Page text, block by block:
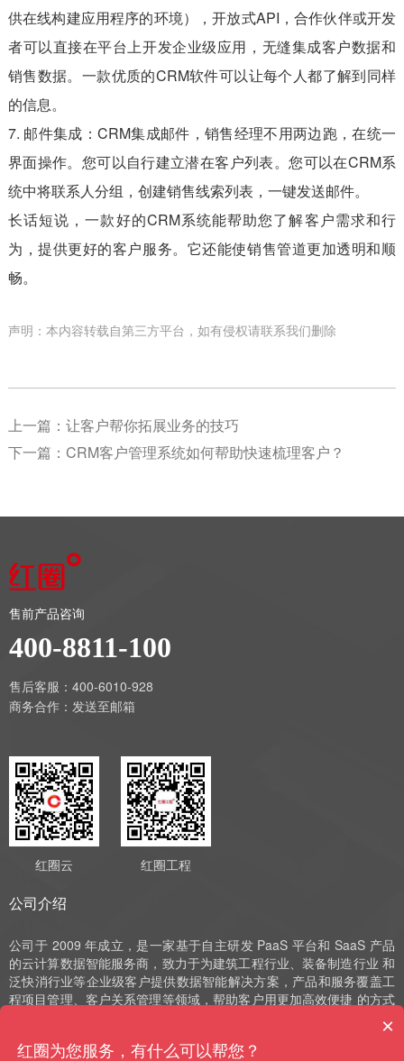
供在线构建应用程序的环境），开放式API，合作伙伴或开发
者可以直接在平台上开发企业级应用，无缝集成客户数据和
销售数据。一款优质的CRM软件可以让每个人都了解到同样
的信息。
7. 邮件集成：CRM集成邮件，销售经理不用两边跑，在统一
界面操作。您可以自行建立潜在客户列表。您可以在CRM系
统中将联系人分组，创建销售线索列表，一键发送邮件。
长话短说，一款好的CRM系统能帮助您了解客户需求和行
为，提供更好的客户服务。它还能使销售管道更加透明和顺
畅。
声明：本内容转载自第三方平台，如有侵权请联系我们删除
上一篇： 让客户帮你拓展业务的技巧
下一篇： CRM客户管理系统如何帮助快速梳理客户？
售前产品咨询
400-8811-100
售后客服：400-6010-928
商务合作： 发送至邮箱
红圈云 红圈工程
公司介绍
公司于 2009 年成立，是一家基于自主研发 PaaS 平台和 SaaS 产品
的云计算数据智能服务商，致力于为建筑工程行业、装备制造行业 和
泛快消行业等企业级客户提供数据智能解决方案，产品和服务覆盖工
程项目管理、客户关系管理等领域，帮助客户用更加高效便捷 的方式
实现数字化运营、管理和决策。公司深耕 SaaS 领域十余年，始终以
自主研发作为发展的驱动力，并获评国家高新技术企业、中 关村高新
技术企业、北京市“专精特新”小巨人和北京市“专精特新”中小企业等荣
×
红圈为您服务，有什么可以帮您？